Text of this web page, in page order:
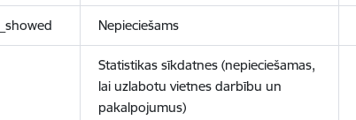
Nepieciešams
Statistikas sīkdatnes (nepieciešamas,
lai uzlabotu vietnes darbību un
pakalpojumus)